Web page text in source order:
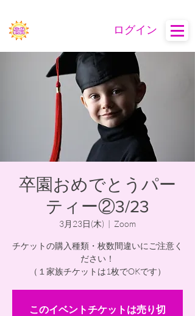
ログイン
卒園おめでとうパー
ティー②3/23
3月23日(木)
  |
Zoom
チケットの購入種類・枚数間違いにご注意く
ださい！
（１家族チケットは1枚でOKです）
このイベントチケットは売り切